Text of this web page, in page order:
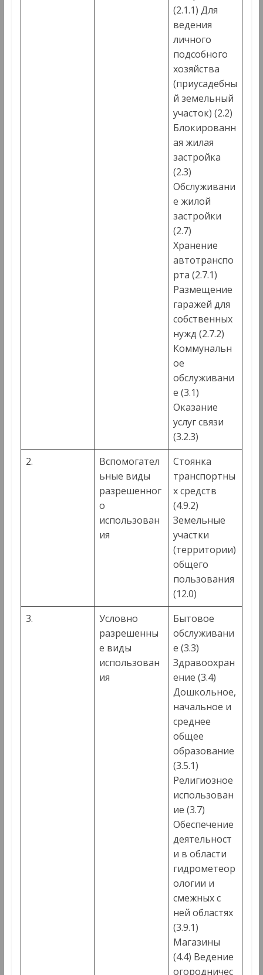
(2.1.1) Для
ведения
личного
подсобного
хозяйства
(приусадебны
й земельный
участок) (2.2)
Блокированн
ая жилая
застройка
(2.3)
Обслуживани
е жилой
застройки
(2.7)
Хранение
автотранспо
рта (2.7.1)
Размещение
гаражей для
собственных
нужд (2.7.2)
Коммунальн
ое
обслуживани
е (3.1)
Оказание
услуг связи
(3.2.3)
2.
Вспомогател
ьные виды
разрешенног
о
использован
ия
Стоянка
транспортны
х средств
(4.9.2)
Земельные
участки
(территории)
общего
пользования
(12.0)
3.
Условно
разрешенны
е виды
использован
ия
Бытовое
обслуживани
е (3.3)
Здравоохран
ение (3.4)
Дошкольное,
начальное и
среднее
общее
образование
(3.5.1)
Религиозное
использован
ие (3.7)
Обеспечение
деятельност
и в области
гидрометеор
ологии и
смежных с
ней областях
(3.9.1)
Магазины
(4.4) Ведение
огородничес